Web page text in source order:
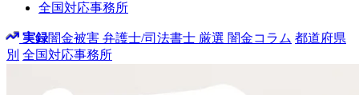
全国対応事務所
実録闇金被害 弁護士/司法書士 厳選 闇金コラム 都道府県
別 全国対応事務所